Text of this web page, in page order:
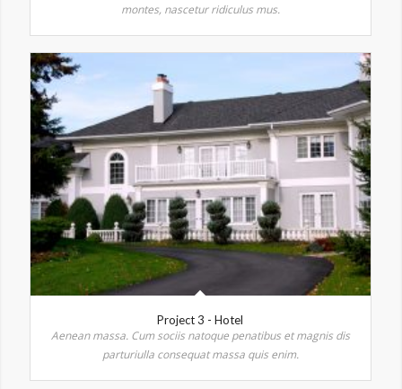
montes, nascetur ridiculus mus.
Project 3 - Hotel
Aenean massa. Cum sociis natoque penatibus et magnis dis
parturiulla consequat massa quis enim.